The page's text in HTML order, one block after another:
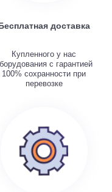
доставка
Купленного у нас
с гарантией
100% сохранности при
перевозке